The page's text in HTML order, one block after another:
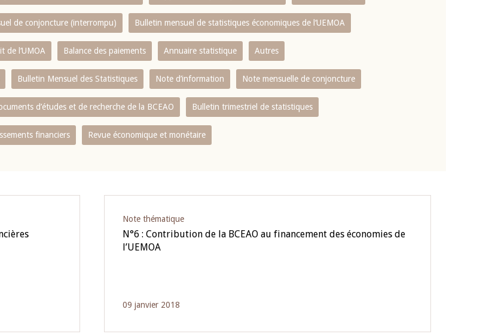
de conjoncture (interrompu) Bulletin mensuel de statistiques économiques de l‘UEMOA
de l‘UMOA Balance des paiements Annuaire statistique Autres
Bulletin Mensuel des Statistiques Note d’information Note mensuelle de conjoncture
d’études et de recherche de la BCEAO Bulletin trimestriel de statistiques
financiers Revue économique et monétaire
Note thématique
N°6 : Contribution de la BCEAO au financement des économies de
l’UEMOA
09 janvier 2018